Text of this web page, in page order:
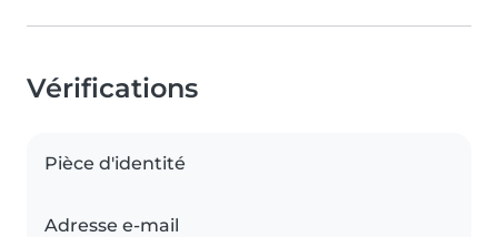
Vérifications
Pièce d'identité
Adresse e-mail